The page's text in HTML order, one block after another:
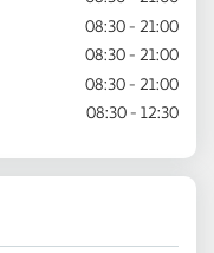
08:30 - 21:00
08:30 - 21:00
08:30 - 21:00
08:30 - 12:30